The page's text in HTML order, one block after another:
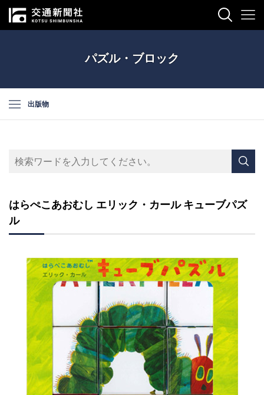
パズル・ブロック
出版物
はらぺこあおむし エリック・カール キューブパズ
ル